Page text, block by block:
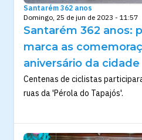
Santarém 362 anos
Domingo, 25 de jun de 2023 - 11:57
Santarém 362 anos:
marca as
aniversário da cidade
Centenas de ciclistas
ruas da 'Pérola do Tapajós'.